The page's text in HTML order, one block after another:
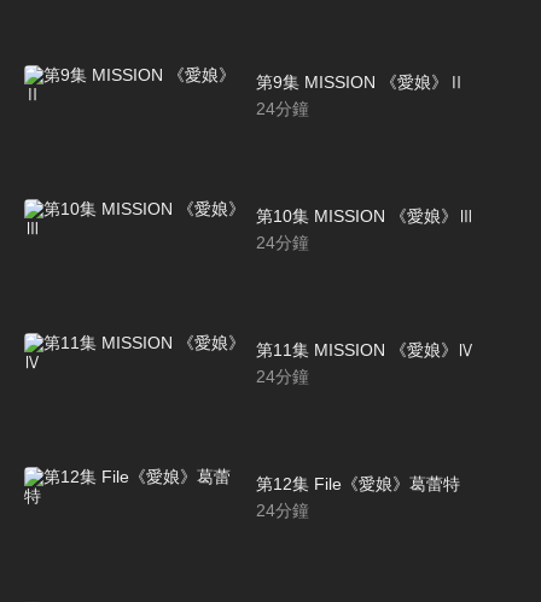
第9集 MISSION 《愛娘》Ⅱ
24分鐘
第10集 MISSION 《愛娘》Ⅲ
24分鐘
第11集 MISSION 《愛娘》Ⅳ
24分鐘
第12集 File《愛娘》葛蕾特
24分鐘